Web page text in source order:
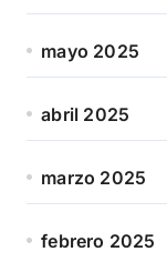
mayo 2025
abril 2025
marzo 2025
febrero 2025